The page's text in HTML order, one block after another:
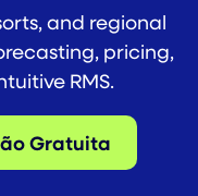
and regional
pricing,
RMS.
Gratuita